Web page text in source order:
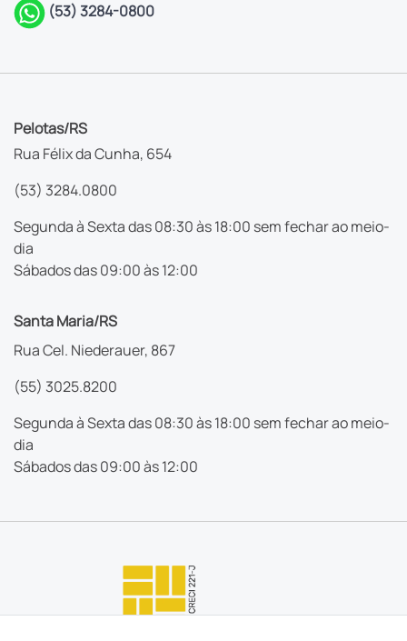
(53) 3284-0800
Pelotas/RS
Rua Félix da Cunha, 654
(53) 3284.0800
Segunda à Sexta das 08:30 às 18:00 sem fechar ao meio-
dia
Sábados das 09:00 às 12:00
Santa Maria/RS
Rua Cel. Niederauer, 867
(55) 3025.8200
Segunda à Sexta das 08:30 às 18:00 sem fechar ao meio-
dia
Sábados das 09:00 às 12:00